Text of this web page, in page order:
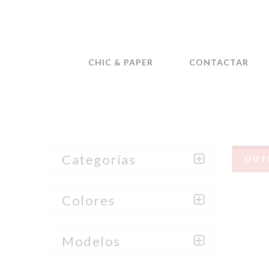
CHIC & PAPER CONTACTAR
Categorías
Colores
Modelos